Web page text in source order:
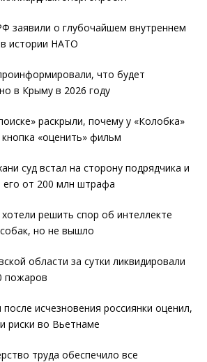
заявили о глубочайшем внутреннем
истории НАТО
что будет
в Крыму в 2026 году
раскрыли, почему у «Колобка»
«оценить» фильм
суд встал на сторону подрядчика и
его от 200 млн штрафа
решить спор об интеллекте
но не вышло
области за сутки ликвидировали
пожаров
исчезновения россиянки оценил,
риски во Вьетнаме
труда обеспечило все